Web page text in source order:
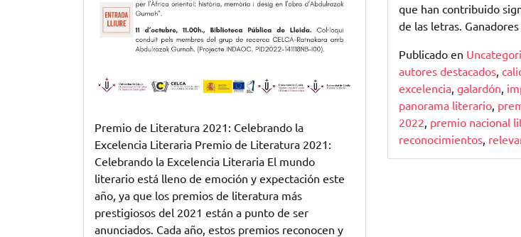
Premio de Literatura 2021: Celebrando la
Excelencia Literaria Premio de Literatura 2021:
Celebrando la Excelencia Literaria El mundo
literario está lleno de emoción y expectación este
año, ya que los premios de literatura más
prestigiosos del 2021 están a punto de ser
anunciados. Cada año, estos premios reconocen y
que han contribuido
de las letras.
Publicado en
autores destacados,
excelencia, galardón
panorama literario,
2022 premio nacional
reconocimientos,